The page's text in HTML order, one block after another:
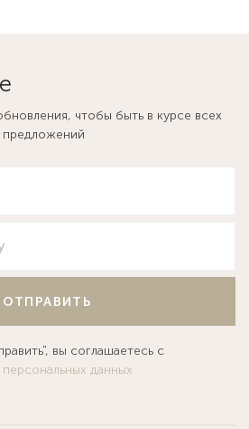
чтобы быть в курсе всех
предложений
ОТПРАВИТЬ
вы соглашаетесь с
данных